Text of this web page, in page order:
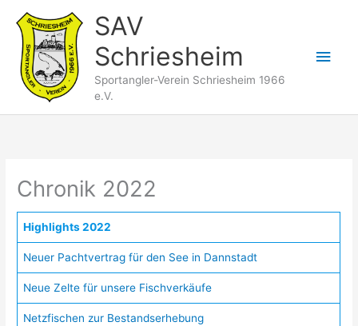
Inhalt
springen
SAV
Schriesheim
Sportangler-Verein Schriesheim 1966
e.V.
Chronik 2022
Highlights 2022
Neuer Pachtvertrag für den See in Dannstadt
Neue Zelte für unsere Fischverkäufe
Netzfischen zur Bestandserhebung